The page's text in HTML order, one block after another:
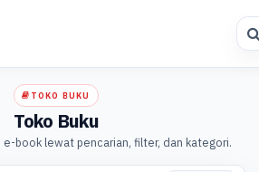
TOKO BUKU
Toko Buku
e-book lewat pencarian, filter, dan kategori.